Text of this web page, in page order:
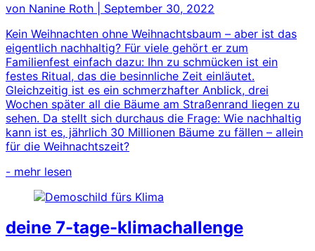
von Nanine Roth
September 30, 2022
Kein Weihnachten ohne Weihnachtsbaum – aber ist das
eigentlich nachhaltig? Für viele gehört er zum
Familienfest einfach dazu: Ihn zu schmücken ist ein
festes Ritual, das die besinnliche Zeit einläutet.
Gleichzeitig ist es ein schmerzhafter Anblick, drei
Wochen später all die Bäume am Straßenrand liegen zu
sehen. Da stellt sich durchaus die Frage: Wie nachhaltig
kann ist es, jährlich 30 Millionen Bäume zu fällen – allein
für die Weihnachtszeit?
- mehr lesen
deine 7-tage-klimachallenge